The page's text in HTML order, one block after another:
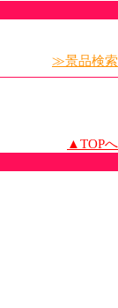
≫景品検索
▲TOPへ